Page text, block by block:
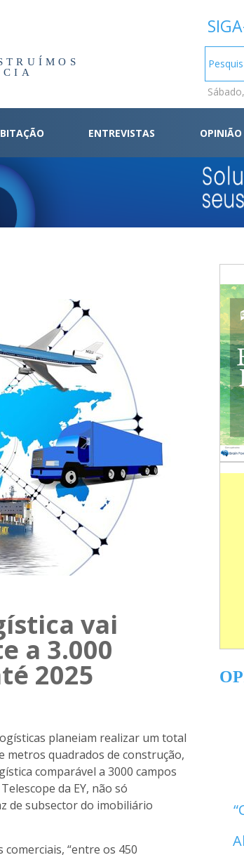
ENTREVISTAS OPINIÃO
vai
a 3.000
2025
planeiam realizar um total
metros quadrados de construção,
comparável a 3000 campos
da EY, não só
de subsector do imobiliário
“entre os 450